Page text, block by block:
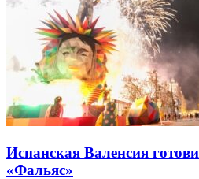
Испанская Валенсия
«Фальяс»